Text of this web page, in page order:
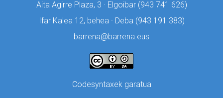
Aita Agirre Plaza, 3 · Elgoibar (943 741 626)
Ifar Kalea 12, behea · Deba (943 191 383)
barrena@barrena.eus
Codesyntaxek garatua